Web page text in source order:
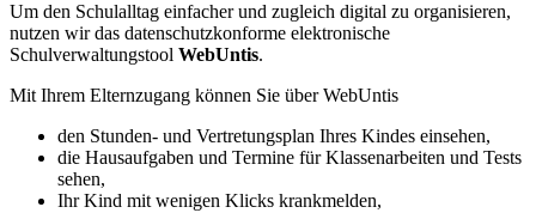
Um den Schulalltag einfacher und zugleich digital zu organisieren,
nutzen wir das datenschutzkonforme elektronische
Schulverwaltungstool WebUntis.
Mit Ihrem Elternzugang können Sie über WebUntis
den Stunden- und Vertretungsplan Ihres Kindes einsehen,
die Hausaufgaben und Termine für Klassenarbeiten und Tests
sehen,
Ihr Kind mit wenigen Klicks krankmelden,